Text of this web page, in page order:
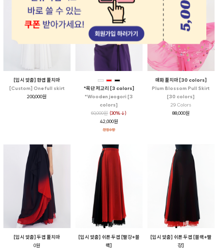
[입시 맞춤] 한겹 풀치마
[Custom] One full skirt
200,000원
*목단 저고리 [3 colors]
*Wooden jeogori [3
colors]
60,000원 (30%↓)
42,000원
매화 풀치마 [30 colors]
Plum Blossom Pull Skirt
[30 colors]
29 Colors
88,000원
[입시 맞춤] 두겹 풀치마
0원
[입시 맞춤] 쉬폰 두겹 [빨강+블
랙]
[입시 맞춤] 쉬폰 두겹 [블랙+빨
강]